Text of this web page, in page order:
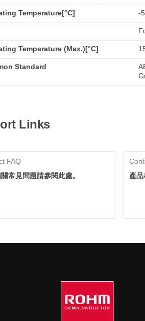
Temperature[°C] -
Temperature (Max.)[°C]
Standard
Links
FAQ
常見問題請參閱此處。
產